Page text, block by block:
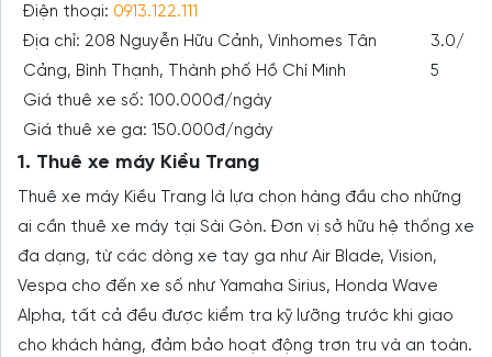
Điện thoại: 0913.122.111
Địa chỉ: 208 Nguyễn Hữu Cảnh, Vinhomes Tân
Cảng, Bình Thạnh, Thành phố Hồ Chí Minh
Giá thuê xe số: 100.000đ/ngày
Giá thuê xe ga: 150.000đ/ngày
3.0/
5
1. Thuê xe máy Kiều Trang
Thuê xe máy Kiều Trang là lựa chọn hàng đầu cho những
ai cần thuê xe máy tại Sài Gòn. Đơn vị sở hữu hệ thống xe
đa dạng, từ các dòng xe tay ga như Air Blade, Vision,
Vespa cho đến xe số như Yamaha Sirius, Honda Wave
Alpha, tất cả đều được kiểm tra kỹ lưỡng trước khi giao
cho khách hàng, đảm bảo hoạt động trơn tru và an toàn.